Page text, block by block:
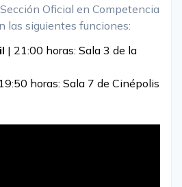
Oficial en Competencia
las siguientes funciones:
| 21:00 horas: Sala 3 de la
horas: Sala 7 de Cinépolis